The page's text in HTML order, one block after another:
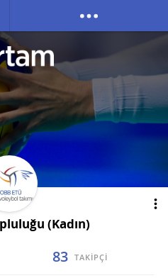
(Kadın)
83 TAKİPÇİ